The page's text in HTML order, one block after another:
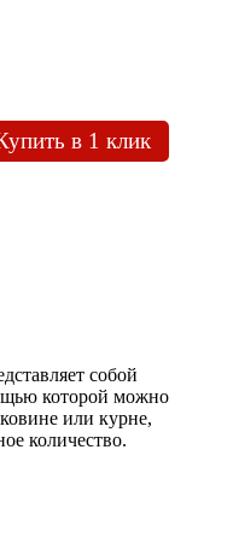
в 1 клик
собой
которой можно
или курне,
количество.